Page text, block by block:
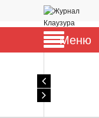
Меню